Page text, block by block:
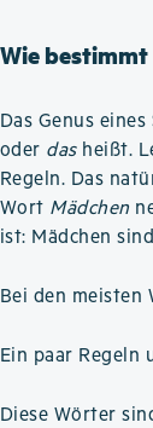
Wie bestimmt
Das Genus
oder dasheißt.
Regeln. Das
Wort Mädchen
ist: Mädchen
Bei den meisten
Ein paar Regeln
Diese Wörter